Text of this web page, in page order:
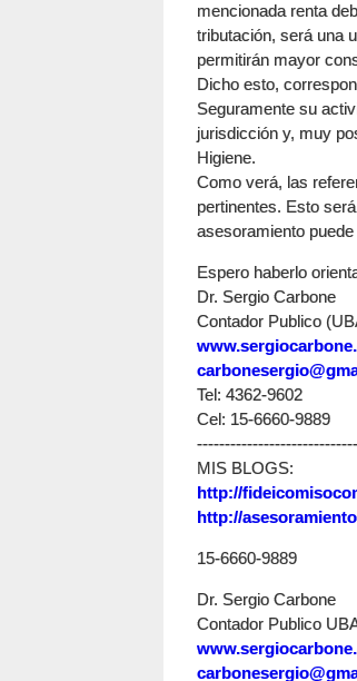
mencionada renta
tributación, será una
permitirán mayor
Dicho esto,
Seguramente su
jurisdicción y, muy
Higiene.
Como verá, las
pertinentes. Esto
asesoramiento
Espero haberlo
Dr. Sergio Carbone
Contador Publico
Tel: 4362-9602
Cel: 15-6660-9889
MIS BLOGS:
http://
http://
15-6660-9889
Dr. Sergio Carbone
Contador Publico